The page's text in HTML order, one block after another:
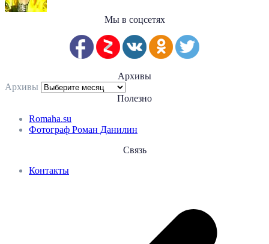
Мы в соцсетях
Архивы
Архивы
Полезно
Romaha.su
Фотограф Роман Данилин
Связь
Контакты